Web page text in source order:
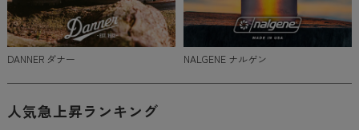
DANNER ダナー NALGENE ナルゲン
人気急上昇ランキング